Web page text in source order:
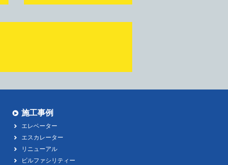
施工事例
エレベーター
エスカレーター
リニューアル
ビルファシリティー